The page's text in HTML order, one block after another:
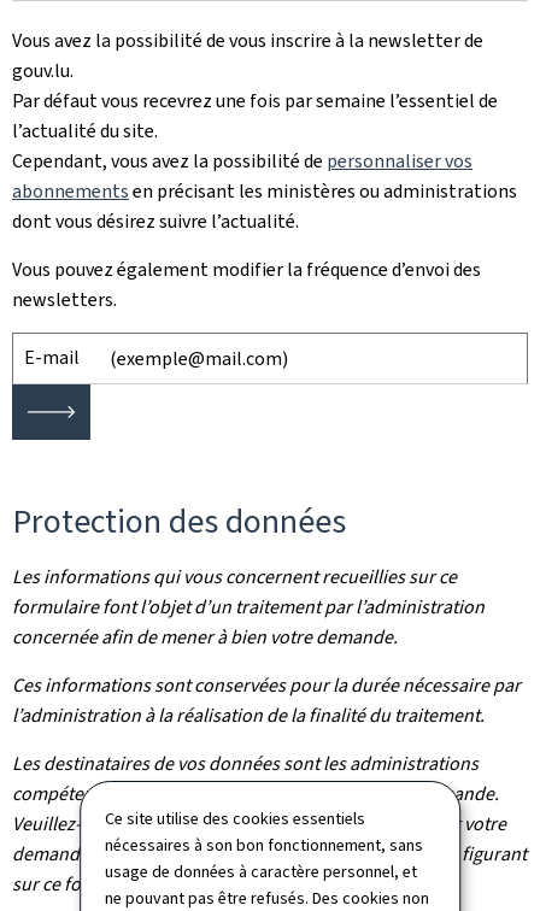
Ce site utilise des cookies essentiels
nécessaires à son bon fonctionnement, sans
usage de données à caractère personnel, et
ne pouvant pas être refusés. Des cookies non
Vous avez la possibilité de vous inscrire à la newsletter de
gouv.lu.
Par défaut vous recevrez une fois par semaine l’essentiel de
l’actualité du site.
Cependant, vous avez la possibilité de personnaliser vos
abonnementsen précisant les ministères ou administrations
dont vous désirez suivre l’actualité.
Vous pouvez également modifier la fréquence d’envoi des
newsletters.
E-mail
🡒
Protection des données
Les informations qui vous concernent recueillies sur ce
formulaire font l’objet d’un traitement par l’administration
concernée afin de mener à bien votre demande.
Ces informations sont conservées pour la durée nécessaire par
l’administration à la réalisation de la finalité du traitement.
Les destinataires de vos données sont les administrations
compétentes dans le cadre du traitement de votre demande.
Veuillez-vous adresser à l’administration concernée par votre
demande pour connaître les destinataires des données figurant
sur ce formulaire.